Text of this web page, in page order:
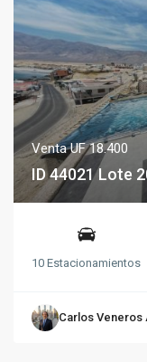
VentaUF 18.400
ID 44021 Lote
10 Estacionamientos
Carlos Veneros